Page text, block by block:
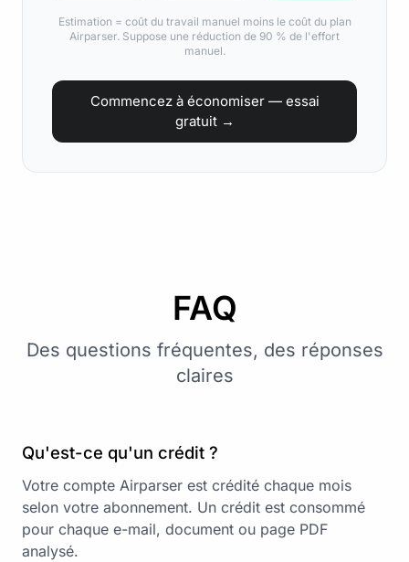
Estimation = coût du travail manuel moins le coût du plan
Airparser. Suppose une réduction de 90 % de l'effort
manuel.
Commencez à économiser — essai
gratuit →
FAQ
Des questions fréquentes, des réponses
claires
Qu'est-ce qu'un crédit ?
Votre compte Airparser est crédité chaque mois
selon votre abonnement. Un crédit est consommé
pour chaque e-mail, document ou page PDF
analysé.